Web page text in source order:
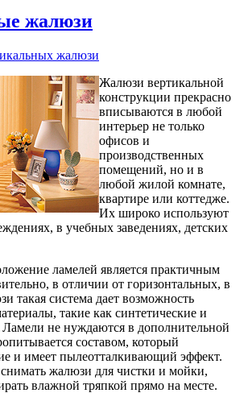
жалюзи
жалюзи
Жалюзи вертикальной
конструкции прекрасно
вписываются в любой
интерьер не только
офисов и
производственных
помещений, но и в
любой жилой комнате,
квартире или коттедже.
Их широко используют
в учебных заведениях, детских
ламелей является практичным
в отличии от горизонтальных, в
такая система дает возможность
такие как синтетические и
Ламели не нуждаются в дополнительной
составом, который
и имеет пылеотталкивающий эффект.
жалюзи для чистки и мойки,
влажной тряпкой прямо на месте.